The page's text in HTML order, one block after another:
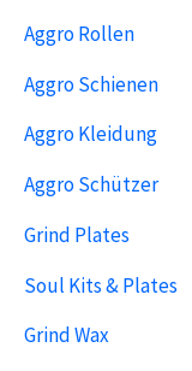
Aggro Rollen
Aggro Schienen
Aggro Kleidung
Aggro Schützer
Grind Plates
Soul Kits & Plates
Grind Wax